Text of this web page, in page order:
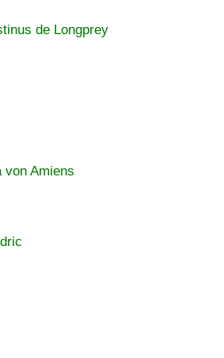
de Longprey
von Amiens